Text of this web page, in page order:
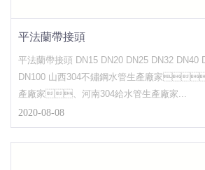
平法蘭帶接頭
平法蘭帶接頭 DN15 DN20 DN25 DN32 DN40
DN100 山西304不鏽鋼水管生產廠家
產廠家、河南304給水管生產廠家...
2020-08-08